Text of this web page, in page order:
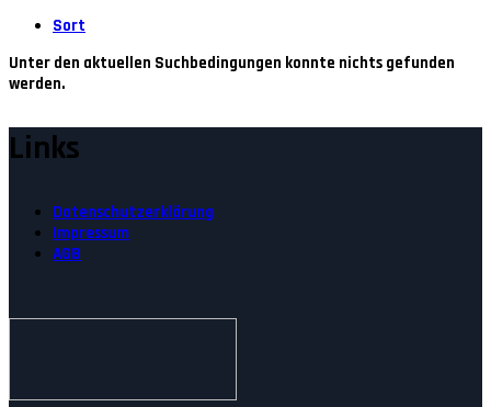
Sort
Unter den aktuellen Suchbedingungen konnte nichts gefunden
werden.
Links
Datenschutzerklärung
Impressum
AGB